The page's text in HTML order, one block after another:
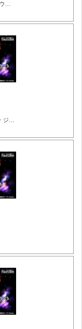
ストーリー系リーチ ジュウザVSラオウリーチ
シナリオ&バトル系リーチ ジャギリーチ